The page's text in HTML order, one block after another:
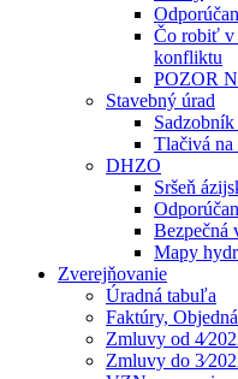
Čo robiť v
konfliktu
POZOR
Stavebný úrad
Tlačivá na
DHZO
Sršeň
Bezpečná
Mapy
Zverejňovanie
Úradná tabuľa
Faktúry,
Zmluvy od
Zmluvy do